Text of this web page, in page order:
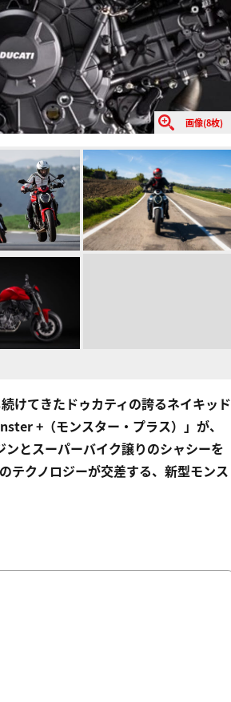
画像(8枚)
けてきたドゥカティの誇るネイキッド
+（モンスター・プラス）」が、
とスーパーバイク譲りのシャシーを
テクノロジーが交差する、新型モンス